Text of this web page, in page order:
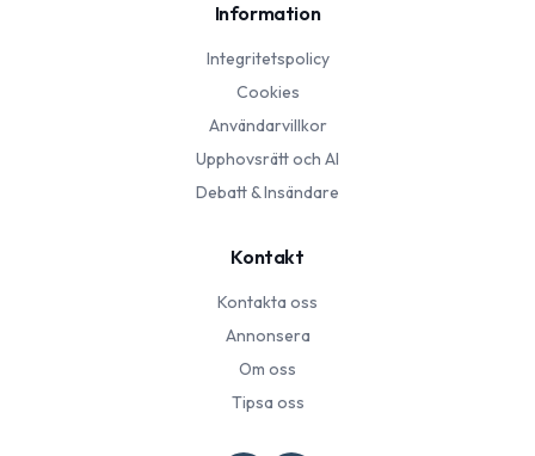
Information
Integritetspolicy
Cookies
Användarvillkor
Upphovsrätt och AI
Debatt & Insändare
Kontakt
Kontakta oss
Annonsera
Om oss
Tipsa oss